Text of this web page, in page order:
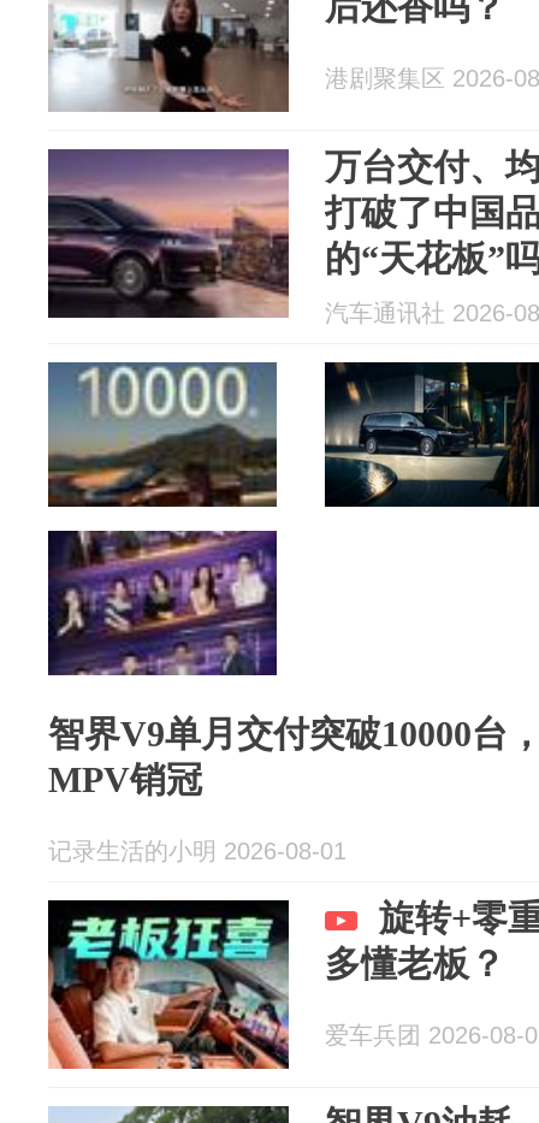
港剧聚集区 2026-
万台交付、
打破了中国
的“天花板”
汽车通讯社 2026-
智界V9单月交付突破10000台
MPV销冠
记录生活的小明 2026-08-01
旋转+零
多懂老板？
爱车兵团 2026-08-